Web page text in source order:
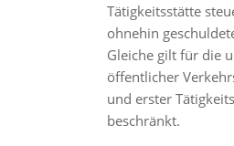
Tätigkeitsstätte
ohnehin
Gleiche gilt für die
öffentlicher
und erster
beschränkt.